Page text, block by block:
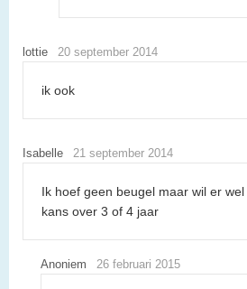
lottie 20 september 2014
ik ook
Isabelle 21 september 2014
Ik hoef geen beugel maar wil er
kans over 3 of 4 jaar
Anoniem 26 februari 2015